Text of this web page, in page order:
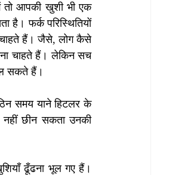
तो आपकी खुशी भी एक
है। फर्क परिस्थितियों
चाहते हैं। जैसे, लोग कैसे
चाहते हैं। लेकिन सच
सकते हैं।
समय याने हिटलर के
छीन सकता उनकी
ढूँढना भूल गए हैं।